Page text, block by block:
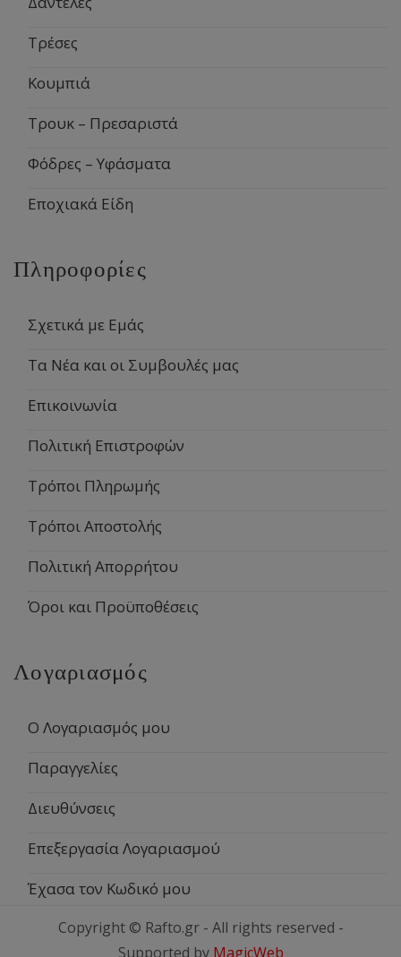
Τρέσες
Κουμπιά
Τρουκ – Πρεσαριστά
Φόδρες – Υφάσματα
Εποχιακά Είδη
Πληροφορίες
Σχετικά με Εμάς
Τα Νέα και οι Συμβουλές μας
Επικοινωνία
Πολιτική Επιστροφών
Τρόποι Πληρωμής
Τρόποι Αποστολής
Πολιτική Απορρήτου
Όροι και Προϋποθέσεις
Λογαριασμός
Ο Λογαριασμός μου
Παραγγελίες
Διευθύνσεις
Επεξεργασία Λογαριασμού
Έχασα τον Κωδικό μου
Copyright © Rafto.gr - All rights reserved -
Supported by MagicWeb